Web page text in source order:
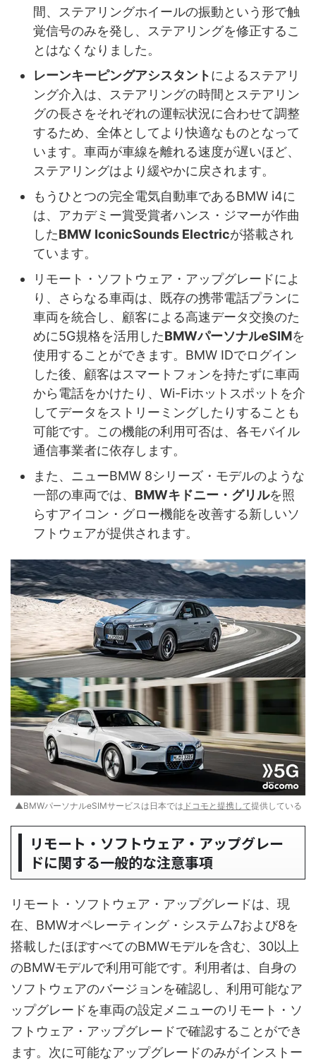
間、ステアリングホイールの振動という形で触
覚信号のみを発し、ステアリングを修正するこ
とはなくなりました。
レーンキーピングアシスタントによるステアリ
ング介入は、ステアリングの時間とステアリン
グの長さをそれぞれの運転状況に合わせて調整
するため、全体としてより快適なものとなって
います。車両が車線を離れる速度が遅いほど、
ステアリングはより緩やかに戻されます。
もうひとつの完全電気自動車であるBMW i4に
は、アカデミー賞受賞者ハンス・ジマーが作曲
したBMW IconicSounds Electricが搭載され
ています。
リモート・ソフトウェア・アップグレードによ
り、さらなる車両は、既存の携帯電話プランに
車両を統合し、顧客による高速データ交換のた
めに5G規格を活用したBMWパーソナルeSIMを
使用することができます。BMW IDでログイン
した後、顧客はスマートフォンを持たずに車両
から電話をかけたり、Wi-Fiホットスポットを介
してデータをストリーミングしたりすることも
可能です。この機能の利用可否は、各モバイル
通信事業者に依存します。
また、ニューBMW 8シリーズ・モデルのような
一部の車両では、 BMWキドニー・グリルを照
らすアイコン・グロー機能を改善する新しいソ
フトウェアが提供されます。
▲BMWパーソナルeSIMサービスは日本では ドコモと提携して提供している
リモート・ソフトウェア・アップグレー
ドに関する一般的な注意事項
リモート・ソフトウェア・アップグレードは、現
在、BMWオペレーティング・システム7および8を
搭載したほぼすべてのBMWモデルを含む、30以上
のBMWモデルで利用可能です。利用者は、自身の
ソフトウェアのバージョンを確認し、利用可能なア
ップグレードを車両の設定メニューのリモート・ソ
フトウェア・アップグレードで確認することができ
ます。次に可能なアップグレードのみがインストー